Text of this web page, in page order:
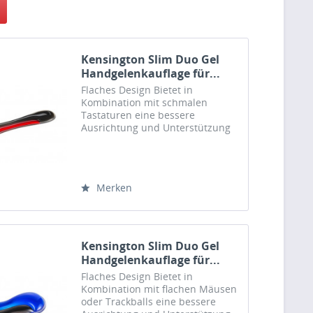
Kensington Slim Duo Gel
Handgelenkauflage für...
Flaches Design Bietet in
Kombination mit schmalen
Tastaturen eine bessere
Ausrichtung und Unterstützung
auf angenehme Weise und...
Merken
Kensington Slim Duo Gel
Handgelenkauflage für...
Flaches Design Bietet in
Kombination mit flachen Mäusen
oder Trackballs eine bessere